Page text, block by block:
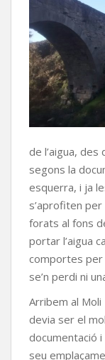
de l’aigua,
segons la
esquerra, i ja
s’aprofiten
forats al fons
portar l’aigua
comportes per
se’n perdi ni
Arribem al
devia ser el
documentació
seu